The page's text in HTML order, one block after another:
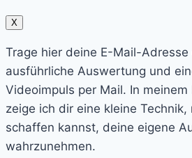
X
Trage hier deine E-Mail-
ausführliche Auswertung und
Videoimpuls per Mail. In
zeige ich dir eine kleine
schaffen kannst, deine eigene
wahrzunehmen.